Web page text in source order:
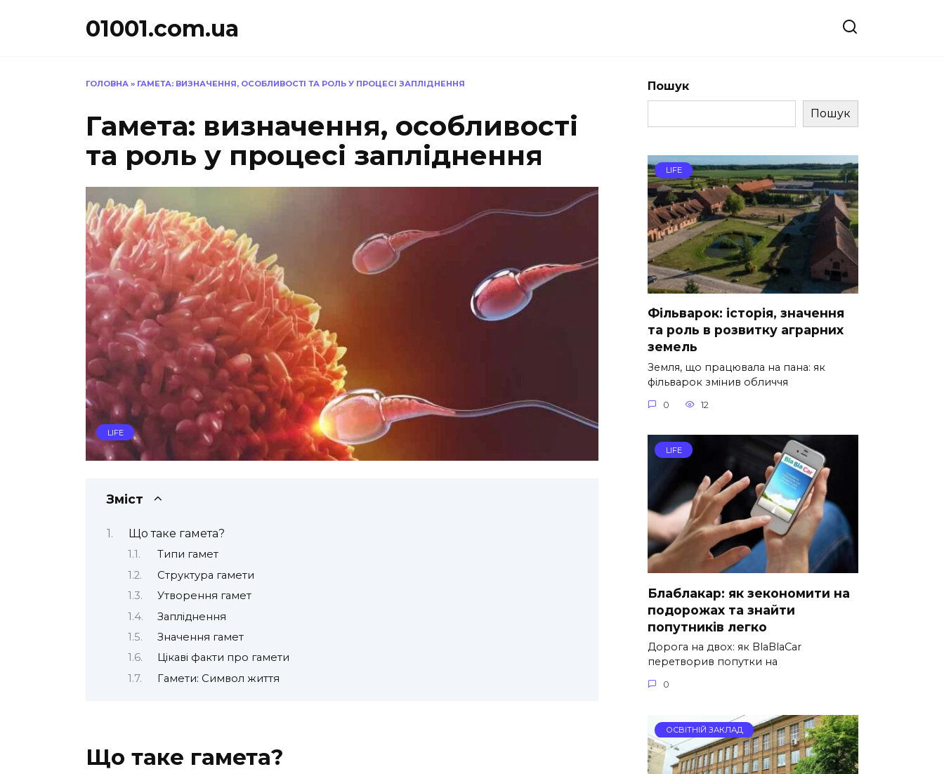
01001.com.ua
ГОЛОВНА » ГАМЕТА: ВИЗНАЧЕННЯ, ОСОБЛИВОСТІ ТА РОЛЬ У ПРОЦЕСІ ЗАПЛІДНЕННЯ
Гамета: визначення, особливості
та роль у процесі запліднення
LIFE
Зміст
Що таке гамета?
Типи гамет
Структура гамети
Утворення гамет
Запліднення
Значення гамет
Цікаві факти про гамети
Гамети: Символ життя
Що таке гамета?
Пошук
Пошук
LIFE
Фільварок: історія, значення
та роль в розвитку аграрних
земель
Земля, що працювала на пана: як
фільварок змінив обличчя
0 12
LIFE
Блаблакар: як зекономити на
подорожах та знайти
попутників легко
Дорога на двох: як BlaBlaCar
перетворив попутки на
0
ОСВІТНІЙ ЗАКЛАД